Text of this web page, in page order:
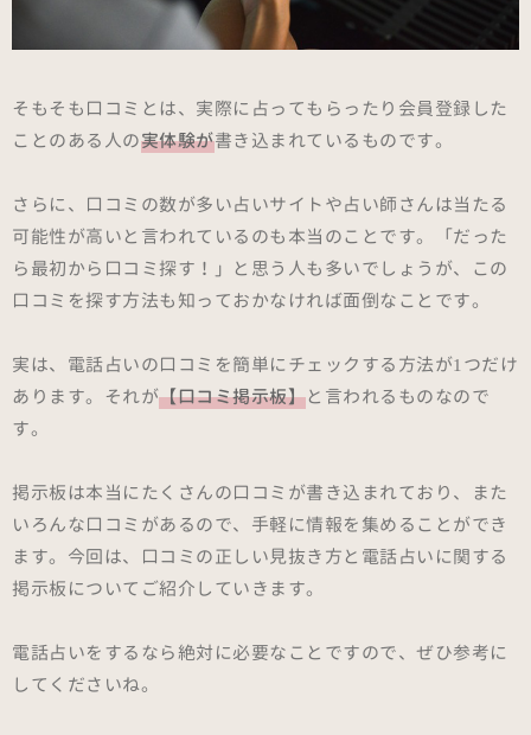
そもそも口コミとは、実際に占ってもらったり会員登録した
ことのある人の実体験が書き込まれているものです。
さらに、口コミの数が多い占いサイトや占い師さんは当たる
可能性が高いと言われているのも本当のことです。「だった
ら最初から口コミ探す！」と思う人も多いでしょうが、この
口コミを探す方法も知っておかなければ面倒なことです。
実は、電話占いの口コミを簡単にチェックする方法が1つだけ
あります。それが【口コミ掲示板】と言われるものなので
す。
掲示板は本当にたくさんの口コミが書き込まれており、また
いろんな口コミがあるので、手軽に情報を集めることができ
ます。今回は、口コミの正しい見抜き方と電話占いに関する
掲示板についてご紹介していきます。
電話占いをするなら絶対に必要なことですので、ぜひ参考に
してくださいね。